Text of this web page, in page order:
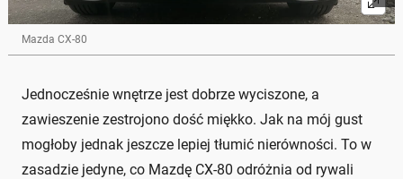
Mazda CX-80
Jednocześnie wnętrze jest dobrze wyciszone, a
zawieszenie zestrojono dość miękko. Jak na mój gust
mogłoby jednak jeszcze lepiej tłumić nierówności. To w
zasadzie jedyne, co Mazdę CX-80 odróżnia od rywali